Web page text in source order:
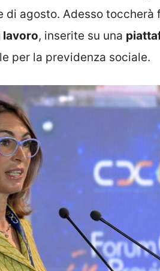
di agosto. Adesso toccherà
lavoro, inserite su una
per la previdenza sociale.